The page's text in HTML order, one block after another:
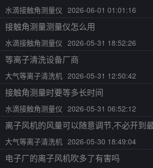
水滴接触角测量仪 2026-06-01 01:01:16
接触角测量测量仪怎么用
水滴接触角测量仪 2026-05-31 18:52:26
等离子清洗设备厂商
大气等离子清洗机 2026-05-31 12:50:42
接触角测量时要等多长时间
水滴接触角测量仪 2026-05-31 06:52:12
离子风机的风量可以随意调节,不必开到
大气等离子清洗机 2026-05-30 18:49:04
电子厂的离子风机吹多了有害吗